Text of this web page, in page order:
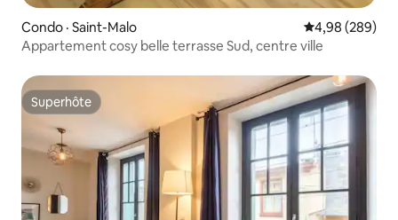
Condo · Saint-Malo Note
4,98 (289)
Appartement cosy belle terrasse Sud, centre ville
Superhôte
Superhôte